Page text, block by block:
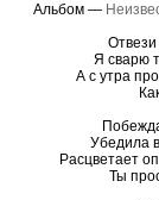
Альбом —
Я сварю
А с утра
Убедила
Расцветает
Ты